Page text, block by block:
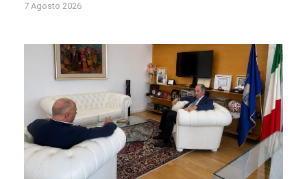
7 Agosto 2026